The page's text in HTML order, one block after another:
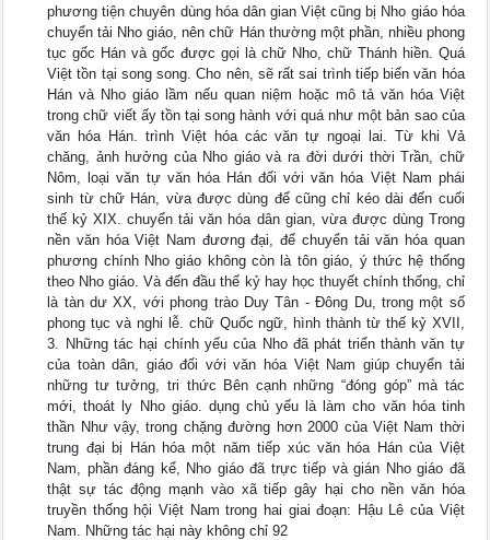
phương tiện chuyên dùng hóa dân gian Việt cũng bị Nho giáo hóa
chuyển tải Nho giáo, nên chữ Hán thường một phần, nhiều phong
tục gốc Hán và gốc được gọi là chữ Nho, chữ Thánh hiền. Quá
Việt tồn tại song song. Cho nên, sẽ rất sai trình tiếp biến văn hóa
Hán và Nho giáo lầm nếu quan niệm hoặc mô tả văn hóa Việt
trong chữ viết ấy tồn tại song hành với quá như một bản sao của
văn hóa Hán. trình Việt hóa các văn tự ngoại lai. Từ khi Vả
chăng, ảnh hưởng của Nho giáo và ra đời dưới thời Trần, chữ
Nôm, loại văn tự văn hóa Hán đối với văn hóa Việt Nam phái
sinh từ chữ Hán, vừa được dùng để cũng chỉ kéo dài đến cuối
thế kỷ XIX. chuyển tải văn hóa dân gian, vừa được dùng Trong
nền văn hóa Việt Nam đương đại, để chuyển tải văn hóa quan
phương chính Nho giáo không còn là tôn giáo, ý thức hệ thống
theo Nho giáo. Và đến đầu thế kỷ hay học thuyết chính thống, chỉ
là tàn dư XX, với phong trào Duy Tân - Đông Du, trong một số
phong tục và nghi lễ. chữ Quốc ngữ, hình thành từ thế kỷ XVII,
3. Những tác hại chính yếu của Nho đã phát triển thành văn tự
của toàn dân, giáo đối với văn hóa Việt Nam giúp chuyển tải
những tư tưởng, tri thức Bên cạnh những “đóng góp” mà tác
mới, thoát ly Nho giáo. dụng chủ yếu là làm cho văn hóa tinh
thần Như vậy, trong chặng đường hơn 2000 của Việt Nam thời
trung đại bị Hán hóa một năm tiếp xúc văn hóa Hán của Việt
Nam, phần đáng kể, Nho giáo đã trực tiếp và gián Nho giáo đã
thật sự tác động mạnh vào xã tiếp gây hại cho nền văn hóa
truyền thống hội Việt Nam trong hai giai đoạn: Hậu Lê của Việt
Nam. Những tác hại này không chỉ 92